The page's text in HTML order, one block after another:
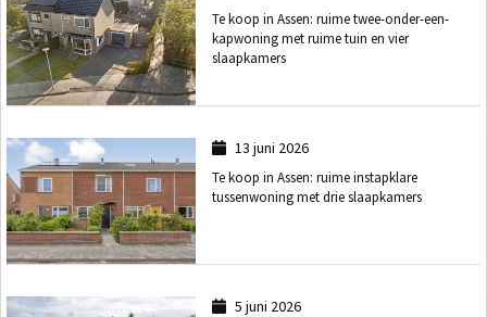
Te koop in Assen: ruime twee-onder-een-
kapwoning met ruime tuin en vier
slaapkamers
13 juni 2026
Te koop in Assen: ruime instapklare
tussenwoning met drie slaapkamers
5 juni 2026